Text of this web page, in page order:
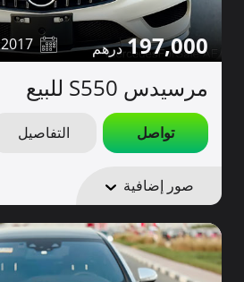
197,000
2017
مرسيدس S550 للبيع
تواصل التفاصيل
صور إضافية